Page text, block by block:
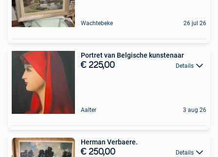
Wachtebeke 26 jul 26
Portret van Belgische kunstenaar
€ 225,00 Details
Aalter 3 aug 26
Herman Verbaere.
€ 250,00 Details